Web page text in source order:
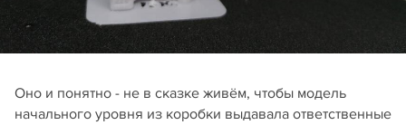
Оно и понятно - не в сказке живём, чтобы модель
начального уровня из коробки выдавала ответственные